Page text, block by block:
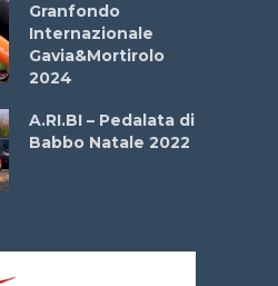
Granfondo
Internazionale
Gavia&Mortirolo
2024
A.RI.BI – Pedalata di
Babbo Natale 2022